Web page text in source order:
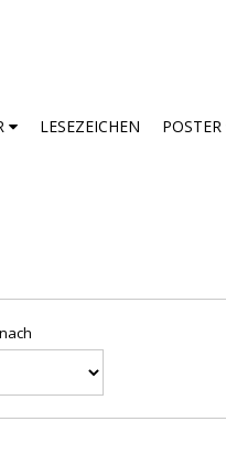
LESEZEICHEN POSTER